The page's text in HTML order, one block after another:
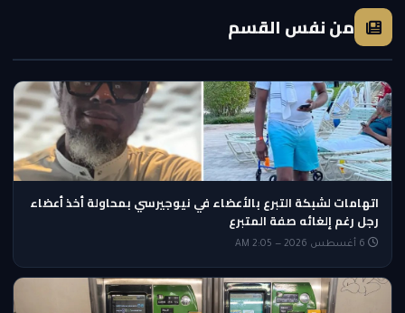
من نفس القسم
اتهامات لشبكة التبرع بالأعضاء في نيوجيرسي بمحاولة أخذ أعضاء
رجل رغم إلغائه صفة المتبرع